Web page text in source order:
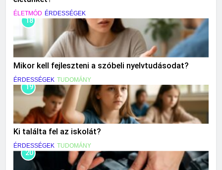
ÉLETMÓD ÉRDESSÉGEK
18
Mikor kell fejleszteni a szóbeli nyelvtudásodat?
ÉRDESSÉGEK TUDOMÁNY
19
Ki találta fel az iskolát?
ÉRDESSÉGEK TUDOMÁNY
20